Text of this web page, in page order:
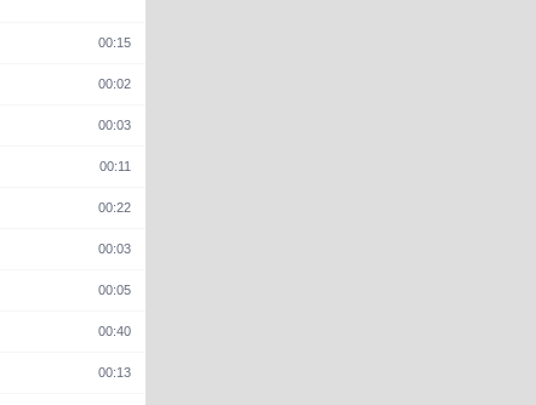
00:15
00:02
00:03
00:11
00:22
00:03
00:05
00:40
00:13